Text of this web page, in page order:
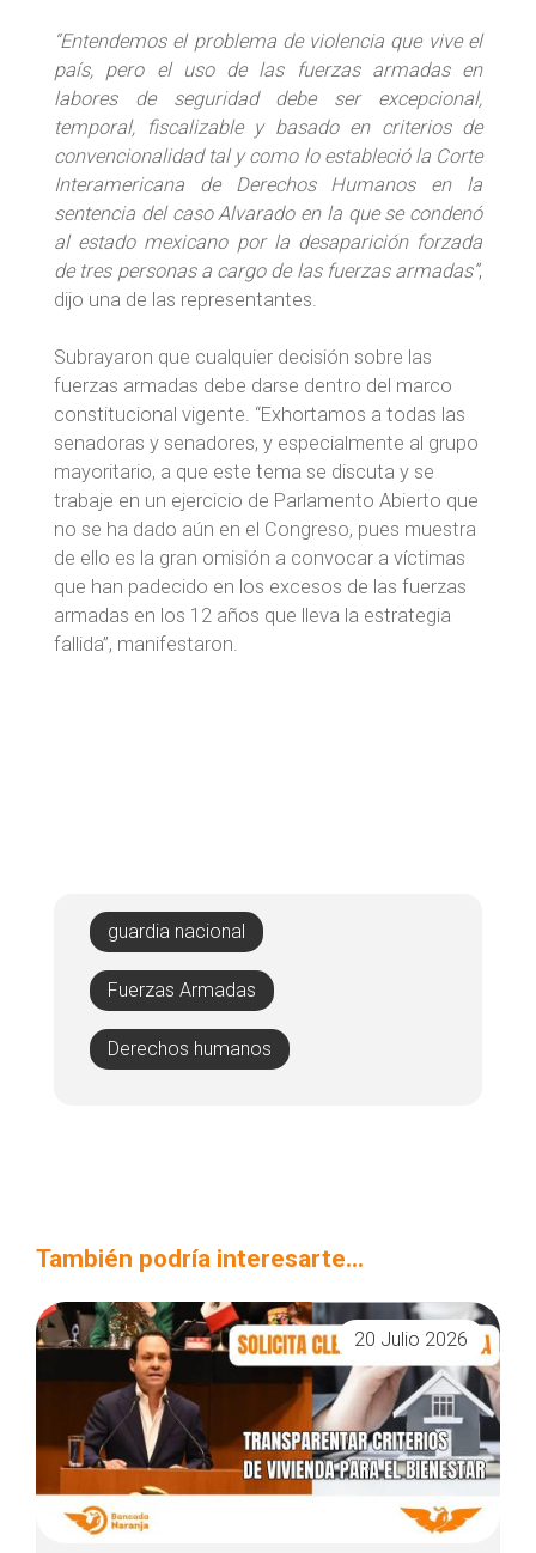
“Entendemos el problema de violencia que vive el
país, pero el uso de las fuerzas armadas en
labores de seguridad debe ser excepcional,
temporal, fiscalizable y basado en criterios de
convencionalidad tal y como lo estableció la Corte
Interamericana de Derechos Humanos en la
sentencia del caso Alvarado en la que se condenó
al estado mexicano por la desaparición forzada
de tres personas a cargo de las fuerzas armadas”,
dijo una de las representantes.
Subrayaron que cualquier decisión sobre las
fuerzas armadas debe darse dentro del marco
constitucional vigente. “Exhortamos a todas las
senadoras y senadores, y especialmente al grupo
mayoritario, a que este tema se discuta y se
trabaje en un ejercicio de Parlamento Abierto que
no se ha dado aún en el Congreso, pues muestra
de ello es la gran omisión a convocar a víctimas
que han padecido en los excesos de las fuerzas
armadas en los 12 años que lleva la estrategia
fallida”, manifestaron.
guardia nacional
Fuerzas Armadas
Derechos humanos
También podría interesarte...
20 Julio 2026